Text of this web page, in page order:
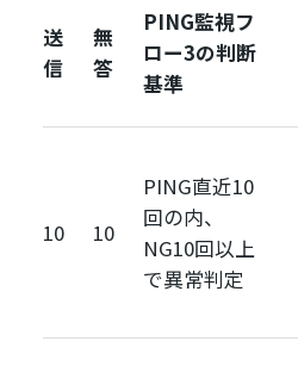
送
信
無
答
PING監視フ
ロー3の判断
基準
10 10
PING直近10
回の内、
NG10回以上
で異常判定